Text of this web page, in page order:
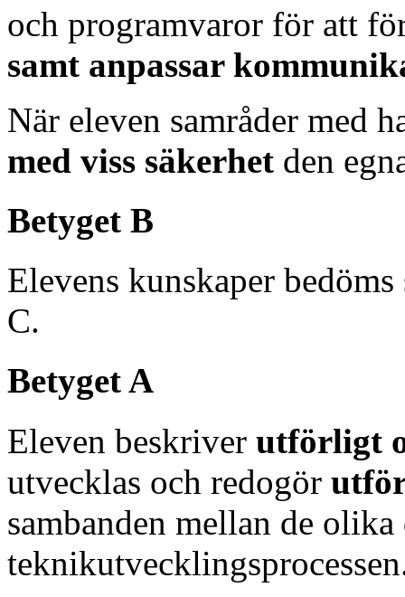
och programvaror för att
samt anpassar
När eleven samråder med
med viss säkerhet den
Betyget B
Elevens kunskaper
C.
Betyget A
Eleven beskriver utförligt
utvecklas och redogör
sambanden mellan de